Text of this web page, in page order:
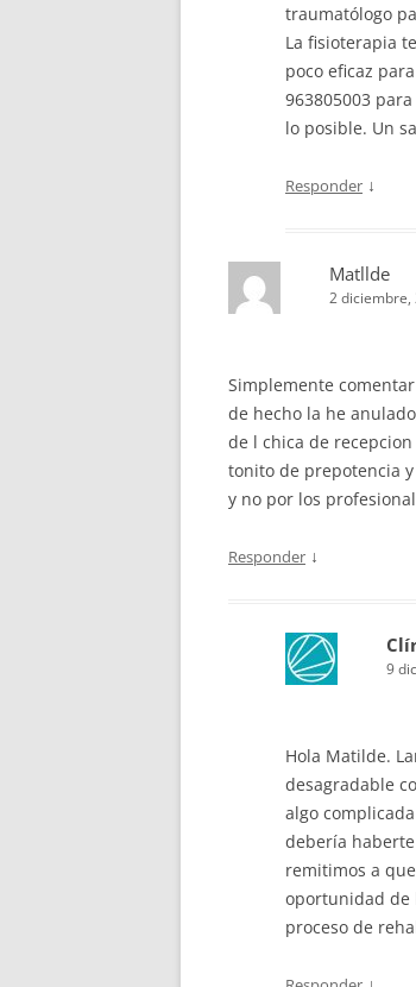
traumatólogo
La fisioterapia
poco eficaz
963805003
lo posible. Un
Responder ↓
Matllde
2 diciembre,
Simplemente
de hecho la he
de l chica de
tonito de prepotencia
y no por los
Responder ↓
9
Hola Matilde.
desagradable
algo
debería
remitimos a
oportunidad de
proceso de